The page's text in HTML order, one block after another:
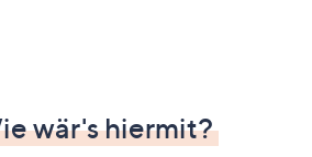
wär's hiermit?